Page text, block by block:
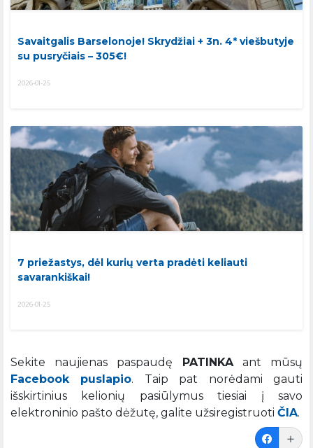
Savaitgalis Barselonoje! Skrydžiai + 3n. 4* viešbutyje
su pusryčiais – 305€!
2026-01-25
7 priežastys, dėl kurių verta pradėti keliauti
savarankiškai!
2026-01-25
Sekite naujienas paspaudę PATINKAant mūsų
Facebook puslapio. Taip pat norėdami gauti
išskirtinius kelionių pasiūlymus tiesiai į savo
elektroninio pašto dėžutę, galite užsiregistruoti ČIA.